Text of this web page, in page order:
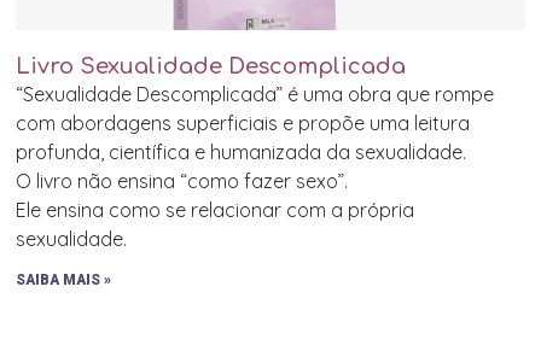
Livro Sexualidade Descomplicada
“Sexualidade Descomplicada” é uma obra que rompe
com abordagens superficiais e propõe uma leitura
profunda, científica e humanizada da sexualidade.
O livro não ensina “como fazer sexo”.
Ele ensina como se relacionar com a própria
sexualidade.
SAIBA MAIS »